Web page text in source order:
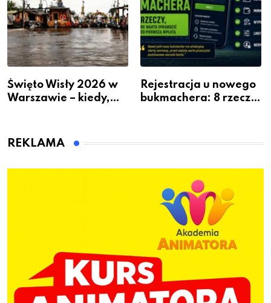
Święto Wisły 2026 w
Warszawie – kiedy,
Rejestracja u nowego
bukmachera: 8 rzeczy,
REKLAMA